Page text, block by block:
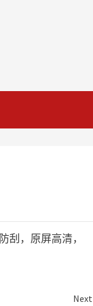
刮，原屏高清，
Next